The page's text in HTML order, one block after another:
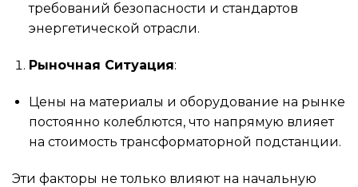
требований безопасности и стандартов
энергетической отрасли.
Рыночная Ситуация:
Цены на материалы и оборудование на рынке
постоянно колеблются, что напрямую влияет
на стоимость трансформаторной подстанции.
Эти факторы не только влияют на начальную